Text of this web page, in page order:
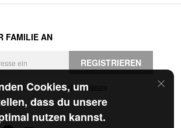
Cookies, um
dass du unsere
nutzen kannst.
FAMILIE AN
REGISTRIEREN
und die Datenschutzerklärung